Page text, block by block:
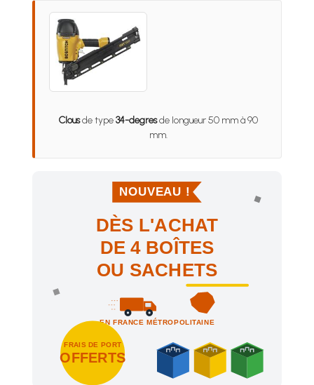
Clousde type34-degresde longueur 50 mm à 90
mm.
NOUVEAU !
DÈS L'ACHAT
DE 4 BOÎTES
OU SACHETS
EN FRANCE MÉTROPOLITAINE
FRAIS DE PORT
OFFERTS